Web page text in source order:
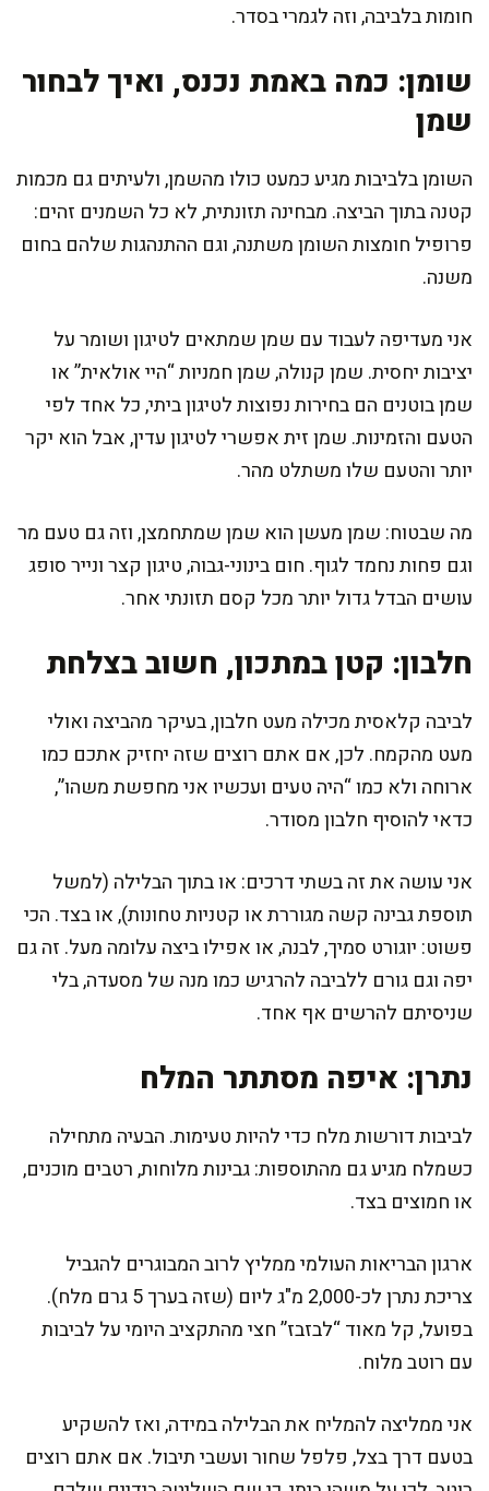
חומות בלביבה, וזה לגמרי בסדר.
שומן: כמה באמת נכנס, ואיך לבחור
שמן
השומן בלביבות מגיע כמעט כולו מהשמן, ולעיתים גם מכמות
קטנה בתוך הביצה. מבחינה תזונתית, לא כל השמנים זהים:
פרופיל חומצות השומן משתנה, וגם ההתנהגות שלהם בחום
משנה.
אני מעדיפה לעבוד עם שמן שמתאים לטיגון ושומר על
יציבות יחסית. שמן קנולה, שמן חמניות “היי אולאית” או
שמן בוטנים הם בחירות נפוצות לטיגון ביתי, כל אחד לפי
הטעם והזמינות. שמן זית אפשרי לטיגון עדין, אבל הוא יקר
יותר והטעם שלו משתלט מהר.
מה שבטוח: שמן מעשן הוא שמן שמתחמצן, וזה גם טעם מר
וגם פחות נחמד לגוף. חום בינוני-גבוה, טיגון קצר ונייר סופג
עושים הבדל גדול יותר מכל קסם תזונתי אחר.
חלבון: קטן במתכון, חשוב בצלחת
לביבה קלאסית מכילה מעט חלבון, בעיקר מהביצה ואולי
מעט מהקמח. לכן, אם אתם רוצים שזה יחזיק אתכם כמו
ארוחה ולא כמו “היה טעים ועכשיו אני מחפשת משהו”,
כדאי להוסיף חלבון מסודר.
אני עושה את זה בשתי דרכים: או בתוך הבלילה (למשל
תוספת גבינה קשה מגוררת או קטניות טחונות), או בצד. הכי
פשוט: יוגורט סמיך, לבנה, או אפילו ביצה עלומה מעל. זה גם
יפה וגם גורם ללביבה להרגיש כמו מנה של מסעדה, בלי
שניסיתם להרשים אף אחד.
נתרן: איפה מסתתר המלח
לביבות דורשות מלח כדי להיות טעימות. הבעיה מתחילה
כשמלח מגיע גם מהתוספות: גבינות מלוחות, רטבים מוכנים,
או חמוצים בצד.
ארגון הבריאות העולמי ממליץ לרוב המבוגרים להגביל
צריכת נתרן לכ-2,000 מ"ג ליום (שזה בערך 5 גרם מלח).
בפועל, קל מאוד “לבזבז” חצי מהתקציב היומי על לביבות
עם רוטב מלוח.
אני ממליצה להמליח את הבלילה במידה, ואז להשקיע
בטעם דרך בצל, פלפל שחור ועשבי תיבול. אם אתם רוצים